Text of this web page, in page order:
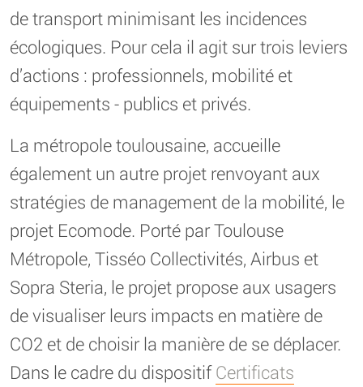
de transport minimisant les incidences
écologiques. Pour cela il agit sur trois leviers
d’actions : professionnels, mobilité et
équipements - publics et privés.
La métropole toulousaine, accueille
également un autre projet renvoyant aux
stratégies de management de la mobilité, le
projet Ecomode. Porté par Toulouse
Métropole, Tisséo Collectivités, Airbus et
Sopra Steria, le projet propose aux usagers
de visualiser leurs impacts en matière de
CO2 et de choisir la manière de se déplacer.
Dans le cadre du dispositifCertificats